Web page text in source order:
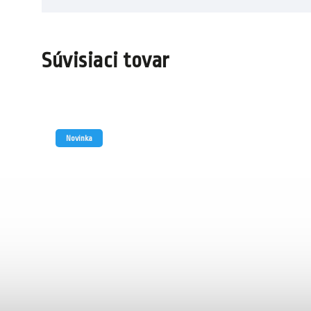
Súvisiaci tovar
Novinka